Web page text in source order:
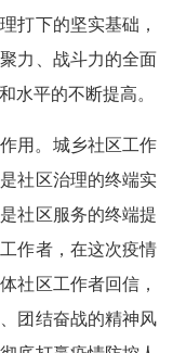
打下的坚实基础，
力、战斗力的全面
水平的不断提高。
用。城乡社区工作
社区治理的终端实
社区服务的终端提
作者，在这次疫情
社区工作者回信，
团结奋战的精神风